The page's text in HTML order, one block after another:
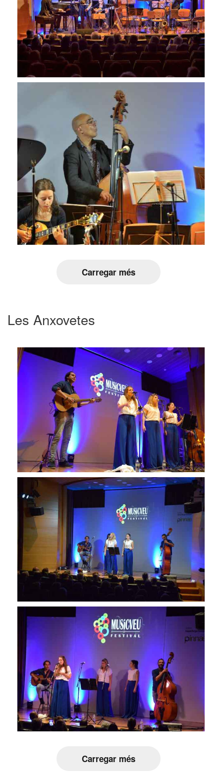
Carregar més
Les Anxovetes
Carregar més